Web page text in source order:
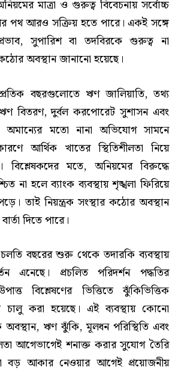
মাত্রা ও গুরুত্ব বিবেচনায় সর্বোচ্চ
পথ আরও সক্রিয় হতে পারে। একই সঙ্গে
সুপারিশ বা তদবিরকে গুরুত্ব না
অবস্থান জানানো হয়েছে।
বছরগুলোতে ঋণ জালিয়াতি, তথ্য
বিতরণ, দুর্বল করপোরেট সুশাসন এবং
অমান্যের মতো নানা অভিযোগ সামনে
আর্থিক খাতের স্থিতিশীলতা নিয়ে
বিশ্লেষকদের মতে, অনিয়মের বিরুদ্ধে
না হলে ব্যাংক ব্যবস্থায় শৃঙ্খলা ফিরিয়ে
তাই নিয়ন্ত্রক সংস্থার কঠোর অবস্থান
দিতে পারে।
চলতি বছরের শুরু থেকে তদারকি ব্যবস্থায়
এনেছে। প্রচলিত পরিদর্শন পদ্ধতির
বিশ্লেষণের ভিত্তিতে ঝুঁকিভিত্তিক
চালু করা হয়েছে। এই ব্যবস্থায় কোনো
অবস্থান, ঋণ ঝুঁকি, মূলধন পরিস্থিতি এবং
আগেভাগেই শনাক্ত করার সুযোগ তৈরি
বড় আকার নেওয়ার আগেই প্রয়োজনীয়